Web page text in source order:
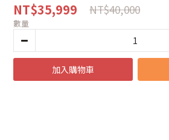
NT$35,999 NT$40,000
數量
加入購物車